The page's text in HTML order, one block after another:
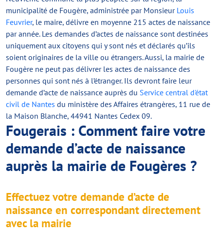
municipalité de Fougère, administrée par Monsieur Louis
Feuvrier, le maire, délivre en moyenne 215 actes de naissance
par année. Les demandes d’actes de naissance sont destinées
uniquement aux citoyens qui y sont nés et déclarés qu’ils
soient originaires de la ville ou étrangers. Aussi, la mairie de
Fougère ne peut pas délivrer les actes de naissance des
personnes qui sont nés à l’étranger. Ils devront faire leur
demande d’acte de naissance auprès du Service central d'état
civil de Nantes du ministère des Affaires étrangères, 11 rue de
la Maison Blanche, 44941 Nantes Cedex 09.
Fougerais : Comment faire votre
demande d’acte de naissance
auprès la mairie de Fougères ?
Effectuez votre demande d’acte de
naissance en correspondant directement
avec la mairie